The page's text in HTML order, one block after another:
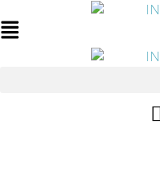
springen
Inhalt
Main